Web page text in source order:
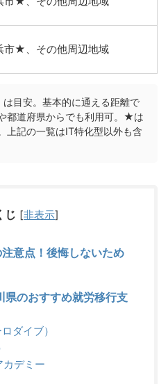
市★、その他周辺地域
目安。基本的に通える距離で
都道府県からでも利用可。★は
上記の一覧はIT特化型以外も含
じ [非表示]
意点！後悔しないため
県のおすすめ就労移行支
ダイブ）
カデミー